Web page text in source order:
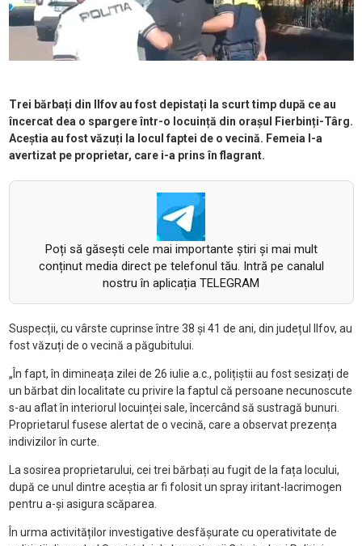
Trei bărbați din Ilfov au fost depistați la scurt timp după ce au
încercat dea o spargere într-o locuință din orașul
Fierbinți-Târg.
Aceștia au fost văzuți la locul faptei de o vecină. Femeia l-a
avertizat pe proprietar, care i-a prins în flagrant.
Poți să găsești cele mai importante știri și mai mult
conținut media direct pe telefonul tău. Intră pe canalul
nostru în aplicația TELEGRAM
Suspecții, cu vârste cuprinse între 38 și 41 de ani, din județul Ilfov, au
fost văzuți de o vecină a păgubitului.
„ În fapt, în dimineața zilei de 26 iulie a.c., polițiștii au fost sesizați de
un bărbat din localitate cu privire la faptul că persoane necunoscute
s-au aflatîn interiorul locuinței sale,încercând să sustragă bunuri.
Proprietarul fusese alertat de o vecină, care a observat prezența
indivizilorîn curte.
La sosirea proprietarului, cei trei bărbați au fugit de la fața locului,
după ce unul dintre aceștia ar fi folosit un spray iritant-lacrimogen
pentru a-și asigura scăparea.
În urma activităților investigative desfășurate cu operativitate de